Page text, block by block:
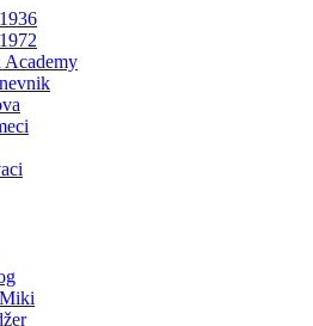
Academy